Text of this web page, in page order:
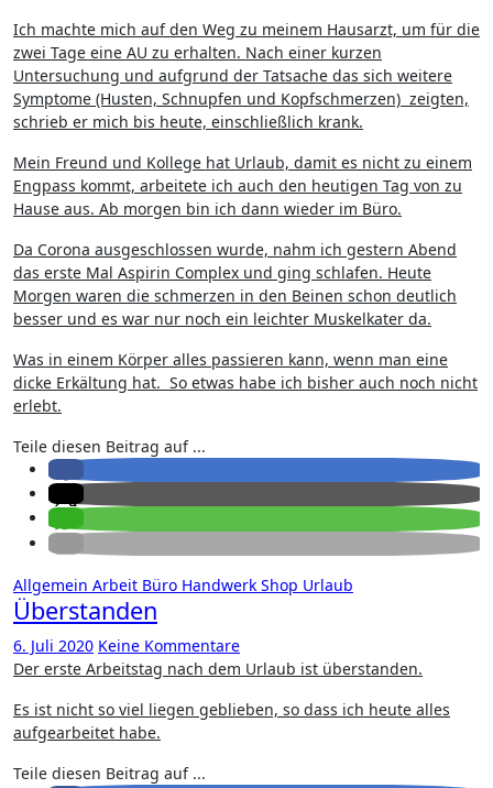
Ich machte mich auf den Weg zu meinem Hausarzt, um für die
zwei Tage eine AU zu erhalten. Nach einer kurzen
Untersuchung und aufgrund der Tatsache das sich weitere
Symptome (Husten, Schnupfen und Kopfschmerzen) zeigten,
schrieb er mich bis heute, einschließlich krank.
Mein Freund und Kollege hat Urlaub, damit es nicht zu einem
Engpass kommt, arbeitete ich auch den heutigen Tag von zu
Hause aus. Ab morgen bin ich dann wieder im Büro.
Da Corona ausgeschlossen wurde, nahm ich gestern Abend
das erste Mal Aspirin Complex und ging schlafen. Heute
Morgen waren die schmerzen in den Beinen schon deutlich
besser und es war nur noch ein leichter Muskelkater da.
Was in einem Körper alles passieren kann, wenn man eine
dicke Erkältung hat. So etwas habe ich bisher auch noch nicht
erlebt.
Teile diesen Beitrag auf ...
Allgemein Arbeit Büro Handwerk Shop Urlaub
Überstanden
6. Juli 2020 Keine Kommentare
Der erste Arbeitstag nach dem Urlaub ist überstanden.
Es ist nicht so viel liegen geblieben, so dass ich heute alles
aufgearbeitet habe.
Teile diesen Beitrag auf ...